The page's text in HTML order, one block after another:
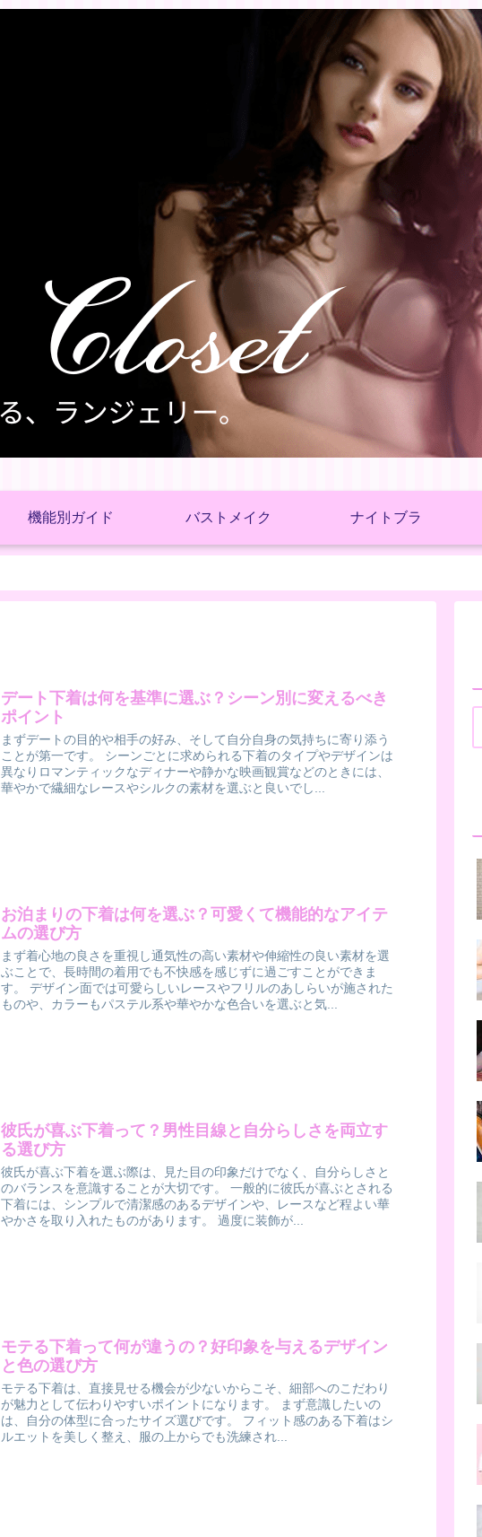
機能別ガイド バストメイク ナイトブラ
デート下着は何を基準に選ぶ？シーン別に変えるべき
ポイント
まずデートの目的や相手の好み、そして自分自身の気持ちに寄り添う
ことが第一です。 シーンごとに求められる下着のタイプやデザインは
異なりロマンティックなディナーや静かな映画観賞などのときには、
華やかで繊細なレースやシルクの素材を選ぶと良いでし...
お泊まりの下着は何を選ぶ？可愛くて機能的なアイテ
ムの選び方
まず着心地の良さを重視し通気性の高い素材や伸縮性の良い素材を選
ぶことで、長時間の着用でも不快感を感じずに過ごすことができま
す。 デザイン面では可愛らしいレースやフリルのあしらいが施された
ものや、カラーもパステル系や華やかな色合いを選ぶと気...
彼氏が喜ぶ下着って？男性目線と自分らしさを両立す
る選び方
彼氏が喜ぶ下着を選ぶ際は、見た目の印象だけでなく、自分らしさと
のバランスを意識することが大切です。 一般的に彼氏が喜ぶとされる
下着には、シンプルで清潔感のあるデザインや、レースなど程よい華
やかさを取り入れたものがあります。 過度に装飾が...
モテる下着って何が違うの？好印象を与えるデザイン
と色の選び方
モテる下着は、直接見せる機会が少ないからこそ、細部へのこだわり
が魅力として伝わりやすいポイントになります。 まず意識したいの
は、自分の体型に合ったサイズ選びです。 フィット感のある下着はシ
ルエットを美しく整え、服の上からでも洗練され...